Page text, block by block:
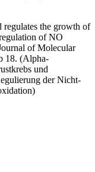
the growth of
of NO
of Molecular
18. (Alpha-
und
der Nicht-